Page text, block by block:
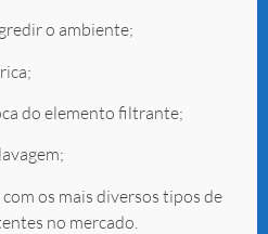
o ambiente;
do elemento filtrante;
os mais diversos tipos de
no mercado.